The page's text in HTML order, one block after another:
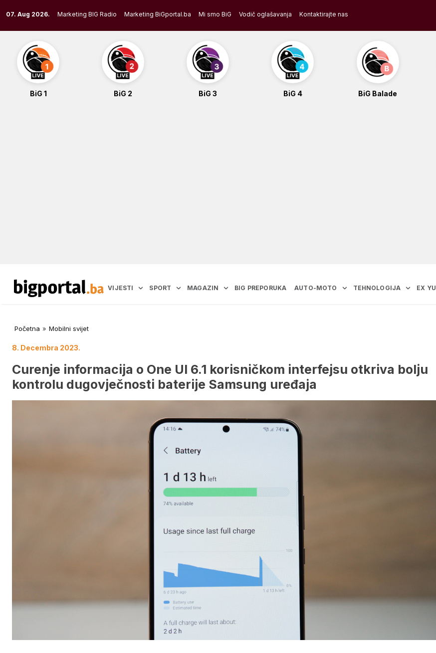
to
content
07. Aug 2026. Marketing BIG Radio Marketing BiGportal.ba Mi smo BiG Vodič oglašavanja Kontaktirajte nas
BiG 1 BiG 2 BiG 3 BiG 4 BiG Balade
VIJESTI SPORT MAGAZIN BIG PREPORUKA AUTO-MOTO TEHNOLOGIJA EX YU
Početna » Mobilni svijet
8. Decembra 2023.
Curenje informacija o One UI 6.1 korisničkom interfejsu otkriva bolju
kontrolu dugovječnosti baterije Samsung uređaja